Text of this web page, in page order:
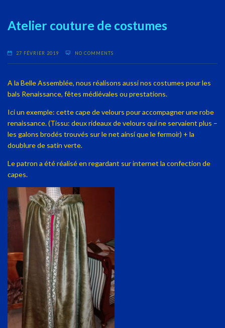
Atelier couture de costumes
27 FÉVRIER 2019 NO COMMENTS
A la Belle Assemblée, nous réalisons aussi nos costumes pour les
bals Renaissance, fêtes médiévales ou prestations.
Ici un exemple: cette cape de velours pour accompagner une robe
renaissance.(Tissu: deux rideaux de velours qui ne servaient plus –
les galons brodés trouvés sur le net ainsi que le fermoir) + la
doublure de satin verte.
Le patron a été réalisé en regardant sur internet la confection de
capes.